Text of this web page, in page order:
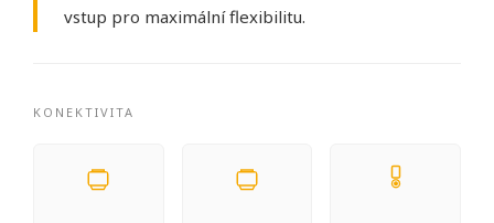
vstup pro maximální flexibilitu.
KONEKTIVITA